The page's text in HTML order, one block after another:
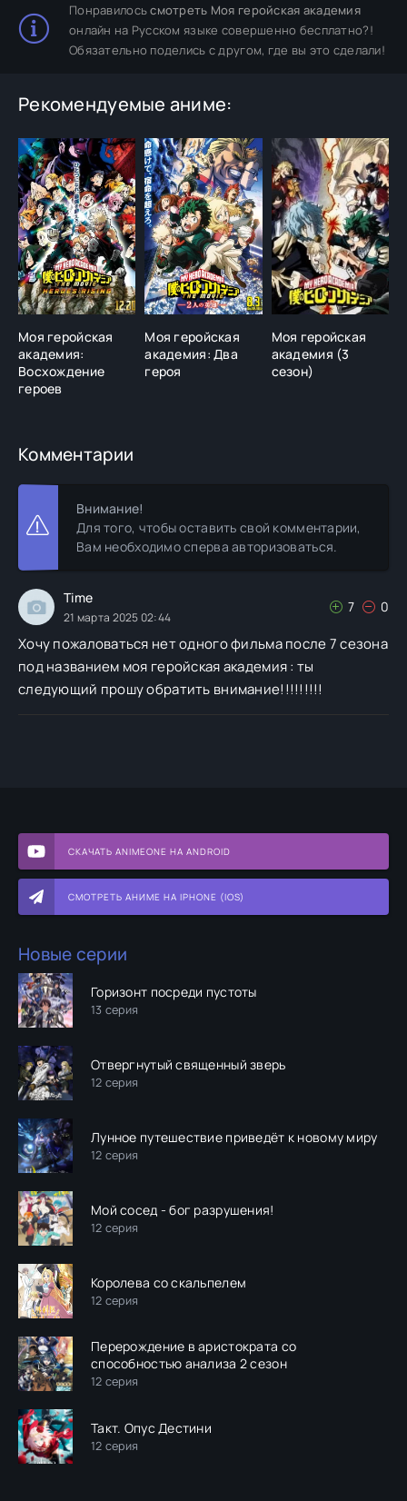
СКАЧАТЬ ANIMEONE НА ANDROID
СМОТРЕТЬ АНИМЕ НА IPHONE (IOS)
Новые серии
Горизонт посреди пустоты
13 серия
Отвергнутый священный зверь
12 серия
Лунное путешествие приведёт к новому миру
12 серия
Мой сосед - бог разрушения!
12 серия
Королева со скальпелем
12 серия
Перерождение в аристократа со
способностью анализа 2 сезон
12 серия
Такт. Опус Дестини
12 серия
Понравилосьсмотреть Моя геройская академия
онлайн на Русском языке совершенно бесплатно?!
Обязательно поделись с другом, где вы это сделали!
Рекомендуемые аниме:
Моя геройская
академия:
Восхождение
героев
Моя геройская
академия: Два
героя
Моя геройская
академия (3
сезон)
Комментарии
Внимание!
Для того, чтобы оставить свой комментарии,
Вам необходимо сперва авторизоваться.
Time
21 марта 2025 02:44
7 0
Хочу пожаловаться нет одного фильма после 7 сезона
под названием моя геройская академия : ты
следующий прошу обратить внимание!!!!!!!!!